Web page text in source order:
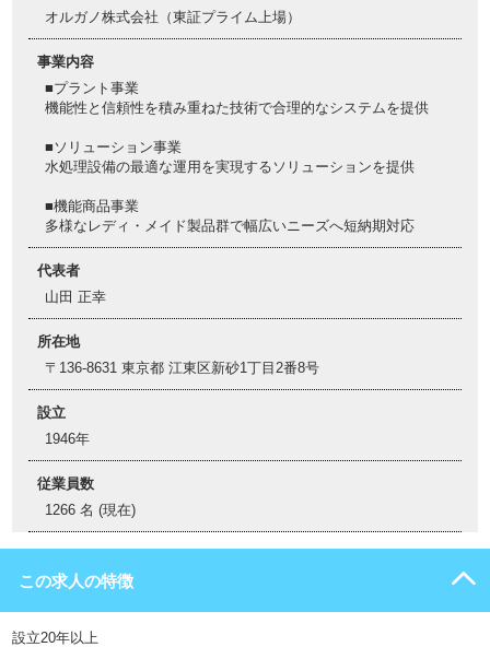
オルガノ株式会社（東証プライム上場）
事業内容
■プラント事業
機能性と信頼性を積み重ねた技術で合理的なシステムを提供
■ソリューション事業
水処理設備の最適な運用を実現するソリューションを提供
■機能商品事業
多様なレディ・メイド製品群で幅広いニーズへ短納期対応
代表者
山田 正幸
所在地
〒136-8631 東京都 江東区新砂1丁目2番8号
設立
1946年
従業員数
1266 名 (現在)
この求人の特徴
設立20年以上